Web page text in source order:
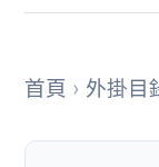
首頁 › 外掛目